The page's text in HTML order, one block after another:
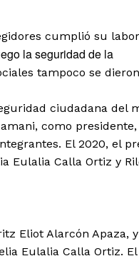
cumplió su
la seguridad de la
tampoco se
ciudadana del
como presidente,
El 2020, el
Eulalia Calla Ortiz y
Eliot Alarcón Apaza,
Eulalia Calla Ortiz. El